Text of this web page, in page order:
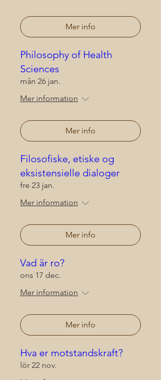
Mer info
Philosophy of Health
Sciences
mån 26 jan.
Mer information
Mer info
Filosofiske, etiske og
eksistensielle dialoger
fre 23 jan.
Mer information
Mer info
Vad är ro?
ons 17 dec.
Mer information
Mer info
Hva er motstandskraft?
lör 22 nov.